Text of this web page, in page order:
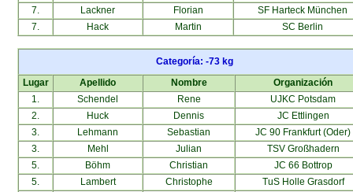
7.
Lackner Florian
SF Harteck München
7.
Hack Martin SC Berlin
Categoría: -73 kg
Lugar
Apellido Nombre
Organización
1.
Schendel Rene
UJKC Potsdam
2.
Huck Dennis
JC Ettlingen
3.
Lehmann Sebastian
JC 90 Frankfurt (Oder)
3.
Mehl Julian
TSV Großhadern
5.
Böhm Christian
JC 66 Bottrop
5.
Lambert Christophe
TuS Holle Grasdorf